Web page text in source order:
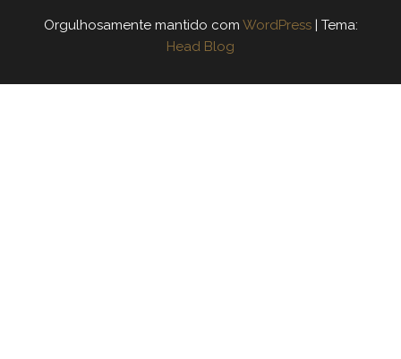
Orgulhosamente mantido com WordPress | Tema:
Head Blog